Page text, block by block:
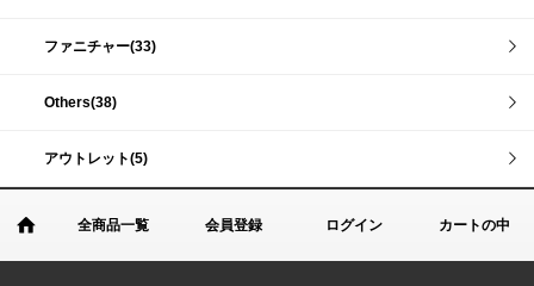
ファニチャー(33)
Others(38)
アウトレット(5)
全商品一覧 会員登録 ログイン カートの中